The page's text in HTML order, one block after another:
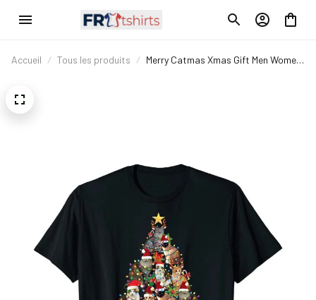
Accueil Tous les produits
Merry Catmas Xmas Gift Men Women